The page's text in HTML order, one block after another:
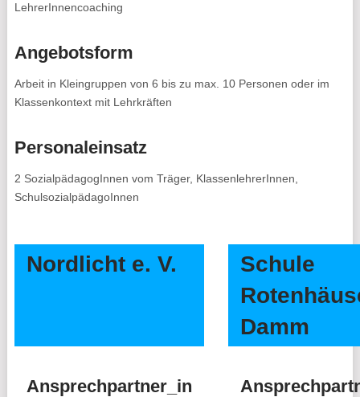
LehrerInnencoaching
Angebotsform
Arbeit in Kleingruppen von 6 bis zu max. 10 Personen oder im
Klassenkontext mit Lehrkräften
Personaleinsatz
2 SozialpädagogInnen vom Träger, KlassenlehrerInnen,
SchulsozialpädagoInnen
Nordlicht e. V.
Schule
Damm
Ansprechpartner_in